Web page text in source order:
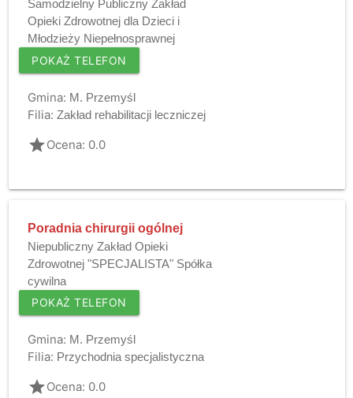
Samodzielny Publiczny Zakład
Opieki Zdrowotnej dla Dzieci i
Młodzieży Niepełnosprawnej
POKAŻ TELEFON
Gmina: M. Przemyśl
Filia: Zakład rehabilitacji leczniczej
gradeOcena: 0.0
Poradnia chirurgii ogólnej
Niepubliczny Zakład Opieki
Zdrowotnej "SPECJALISTA" Spółka
cywilna
POKAŻ TELEFON
Gmina: M. Przemyśl
Filia: Przychodnia specjalistyczna
gradeOcena: 0.0